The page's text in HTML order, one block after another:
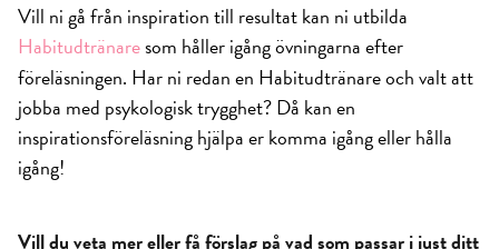
Vill ni gå från inspiration till resultat kan ni utbilda
Habitudtränaresom håller igång övningarna efter
föreläsningen. Har ni redan en Habitudtränare och valt att
jobba med psykologisk trygghet? Då kan en
inspirationsföreläsning hjälpa er komma igång eller hålla
igång!
Vill du veta mer eller få förslag på vad som passar i just ditt